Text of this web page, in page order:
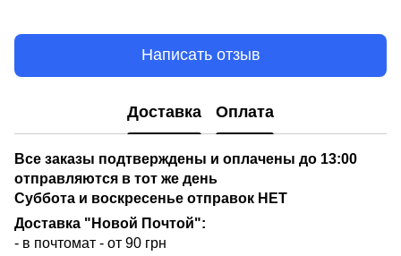
Написать отзыв
Доставка Оплата
Все заказы подтверждены и оплачены до 13:00
отправляются в тот же день
Суббота и воскресенье отправок НЕТ
Доставка "Новой Почтой":
- в почтомат - от 90 грн